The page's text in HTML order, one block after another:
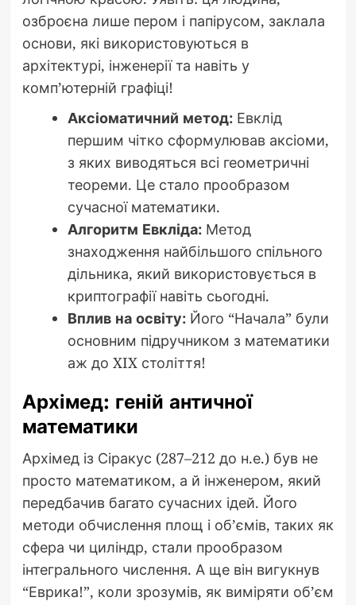
озброєна лише пером і папірусом, заклала
основи, які використовуються в
архітектурі, інженерії та навіть у
комп’ютерній графіці!
Аксіоматичний метод:Евклід
першим чітко сформулював аксіоми,
з яких виводяться всі геометричні
теореми. Це стало прообразом
сучасної математики.
Алгоритм Евкліда:Метод
знаходження найбільшого спільного
дільника, який використовується в
криптографії навіть сьогодні.
Вплив на освіту:Його “Начала” були
основним підручником з математики
аж до XIX століття!
Архімед: геній античної
математики
Архімед із Сіракус (287–212 до н.е.) був не
просто математиком, а й інженером, який
передбачив багато сучасних ідей. Його
методи обчислення площ і об’ємів, таких як
сфера чи циліндр, стали прообразом
інтегрального числення. А ще він вигукнув
“Еврика!”, коли зрозумів, як виміряти об’єм